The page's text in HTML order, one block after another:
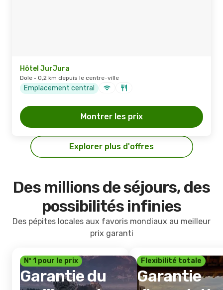
Hôtel JurJura
Dole · 0,2 km depuis le centre-ville
Emplacement central
Montrer les prix
Explorer plus d'offres
Des millions de séjours, des
possibilités infinies
Des pépites locales aux favoris mondiaux au meilleur
prix garanti
Nº 1 pour le prix
Garantie du
Flexibilité totale
Garantie